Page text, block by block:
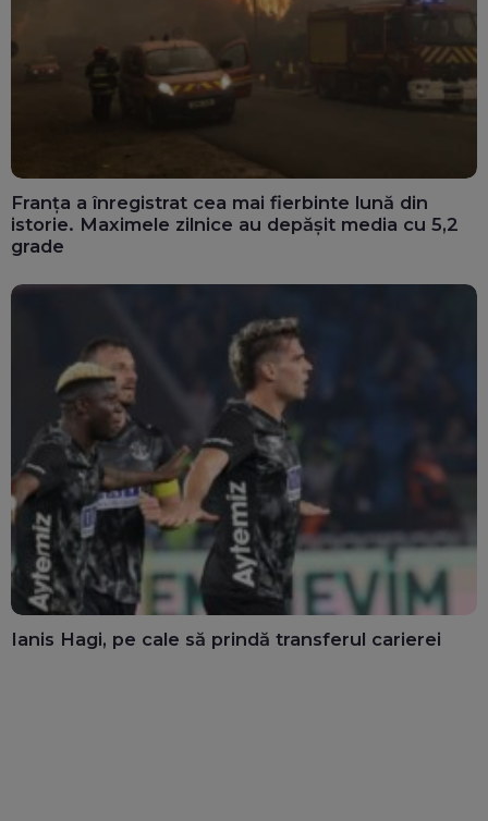
Franța a înregistrat cea mai fierbinte lună din
istorie. Maximele zilnice au depășit media cu 5,2
grade
Ianis Hagi, pe cale să prindă transferul carierei